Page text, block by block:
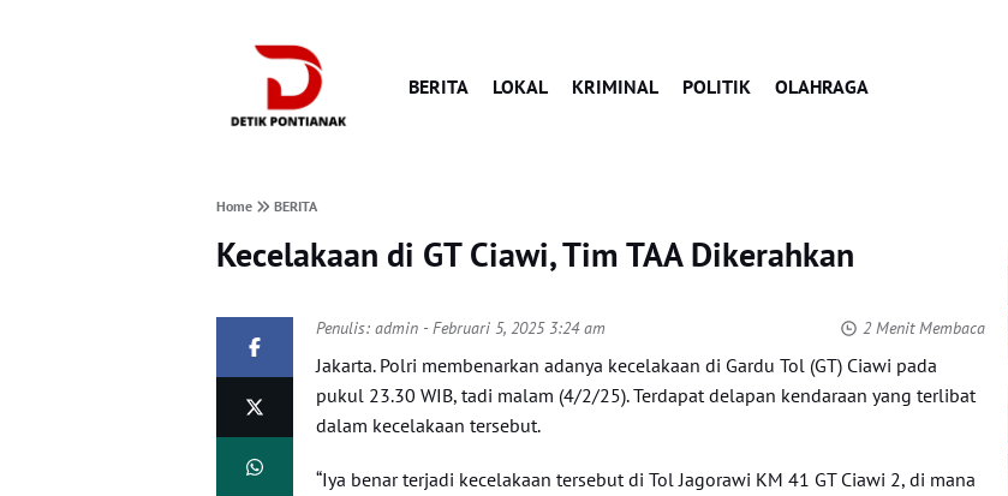
BERITA LOKAL KRIMINAL POLITIK OLAHRAGA
Home BERITA
Kecelakaan di GT Ciawi, Tim TAA Dikerahkan
Penulis:admin - Februari 5, 2025 3:24 am 2 Menit Membaca
Jakarta. Polri membenarkan adanya kecelakaan di Gardu Tol (GT) Ciawi pada
pukul 23.30 WIB, tadi malam (4/2/25). Terdapat delapan kendaraan yang terlibat
dalam kecelakaan tersebut.
“Iya benar terjadi kecelakaan tersebut di Tol Jagorawi KM 41 GT Ciawi 2, di mana